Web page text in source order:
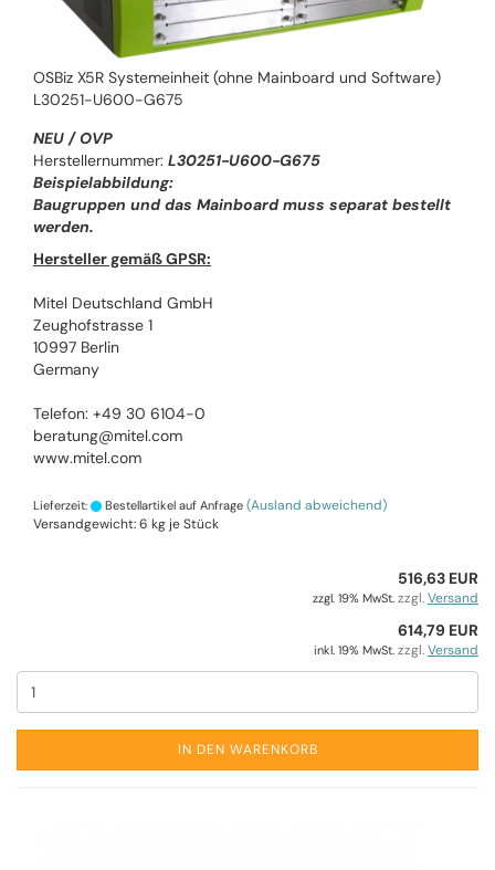
OSBiz X5R Systemeinheit (ohne Mainboard und Software)
L30251-U600-G675
NEU / OVP
Herstellernummer: L30251-U600-G675
Beispielabbildung:
Baugruppen und das Mainboard muss separat bestellt
werden.
Hersteller gemäß GPSR:
Mitel Deutschland GmbH
Zeughofstrasse 1
10997 Berlin
Germany
Telefon: +49 30 6104-0
beratung@mitel.com
www.mitel.com
Lieferzeit: Bestellartikel auf Anfrage (Ausland abweichend)
Versandgewicht:6 kg je Stück
516,63 EUR
zzgl. 19% MwSt. zzgl.Versand
614,79 EUR
inkl. 19% MwSt. zzgl.Versand
IN DEN WARENKORB